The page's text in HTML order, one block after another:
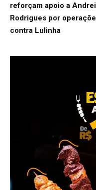
reforçam apoio a Andrei
Rodrigues por
contra Lulinha